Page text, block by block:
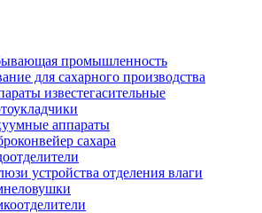
промышленность
для сахарного производства
известегасительные
аппараты
сахара
устройства отделения влаги